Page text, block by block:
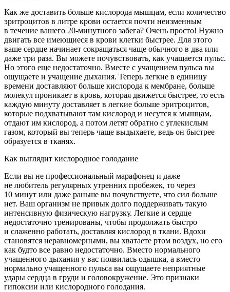
Как же доставить больше кислорода мышцам, если количество
эритроцитов в литре крови остается почти неизменным
в течение вашего 20-минутного забега? Очень просто! Нужно
двигать все имеющиеся в крови клетки быстрее. Для этого
ваше сердце начинает сокращаться чаще обычного в два или
даже три раза. Вы можете почувствовать, как учащается пульс.
Но этого еще недостаточно. Вместе с учащением пульса вы
ощущаете и учащение дыхания. Теперь легкие в единицу
времени доставляют больше кислорода к мембране, больше
молекул проникает в кровь, которая движется быстрее, то есть
каждую минуту доставляет в легкие больше эритроцитов,
которые подхватывают там кислород и несутся к мышцам,
отдают им кислород, а потом летят обратно с углекислым
газом, который вы теперь чаще выдыхаете, ведь он быстрее
образуется в тканях.
Как выглядит кислородное голодание
Если вы не профессиональный марафонец и даже
не любитель регулярных утренних пробежек, то через
10 минут или даже раньше вы почувствуете, что сил больше
нет. Ваш организм не привык долго поддерживать такую
интенсивную физическую нагрузку. Легкие и сердце
недостаточно тренированы, чтобы продолжать быстро
и слаженно работать, доставляя кислород в ткани. Вдохи
становятся неравномерными, вы хватаете ртом воздух, но его
как будто все равно недостаточно. Вместо нормального
учащенного дыхания у вас появилась одышка, а вместо
нормально учащенного пульса вы ощущаете неприятные
удары сердца в груди и головокружение. Это признаки
гипоксии или кислородного голодания.